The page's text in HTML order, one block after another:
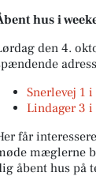
hus i
den 4.
Snerlevej 1
Lindager 3
får
mæglerne
åbent hus på
SPAR
🔥🔥5,99.
mellem: -
Åbn